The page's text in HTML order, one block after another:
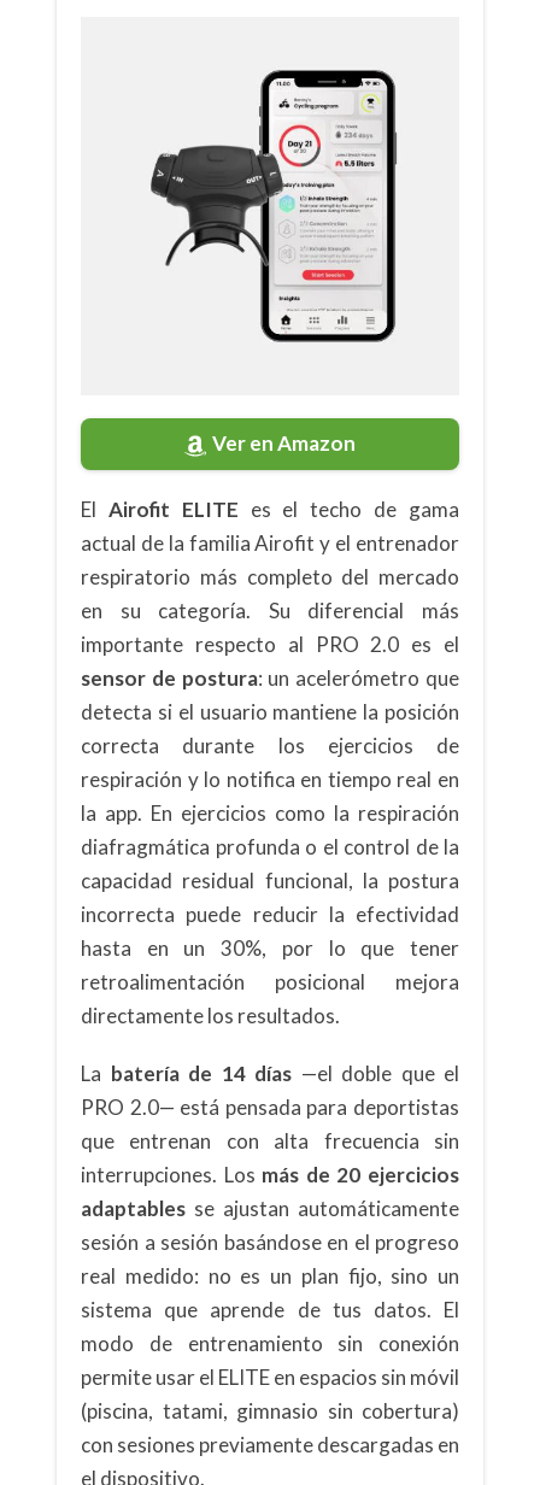
Ver en Amazon
El Airofit ELITE es el techo de gama
actual de la familia Airofit y el entrenador
respiratorio más completo del mercado
en su categoría. Su diferencial más
importante respecto al PRO 2.0 es el
sensor de postura: un acelerómetro que
detecta si el usuario mantiene la posición
correcta durante los ejercicios de
respiración y lo notifica en tiempo real en
la app. En ejercicios como la respiración
diafragmática profunda o el control de la
capacidad residual funcional, la postura
incorrecta puede reducir la efectividad
hasta en un 30%, por lo que tener
retroalimentación posicional mejora
directamente los resultados.
La batería de 14 días —el doble que el
PRO 2.0— está pensada para deportistas
que entrenan con alta frecuencia sin
interrupciones. Los más de 20 ejercicios
adaptables se ajustan automáticamente
sesión a sesión basándose en el progreso
real medido: no es un plan fijo, sino un
sistema que aprende de tus datos. El
modo de entrenamiento sin conexión
permite usar el ELITE en espacios sin móvil
(piscina, tatami, gimnasio sin cobertura)
con sesiones previamente descargadas en
el dispositivo.